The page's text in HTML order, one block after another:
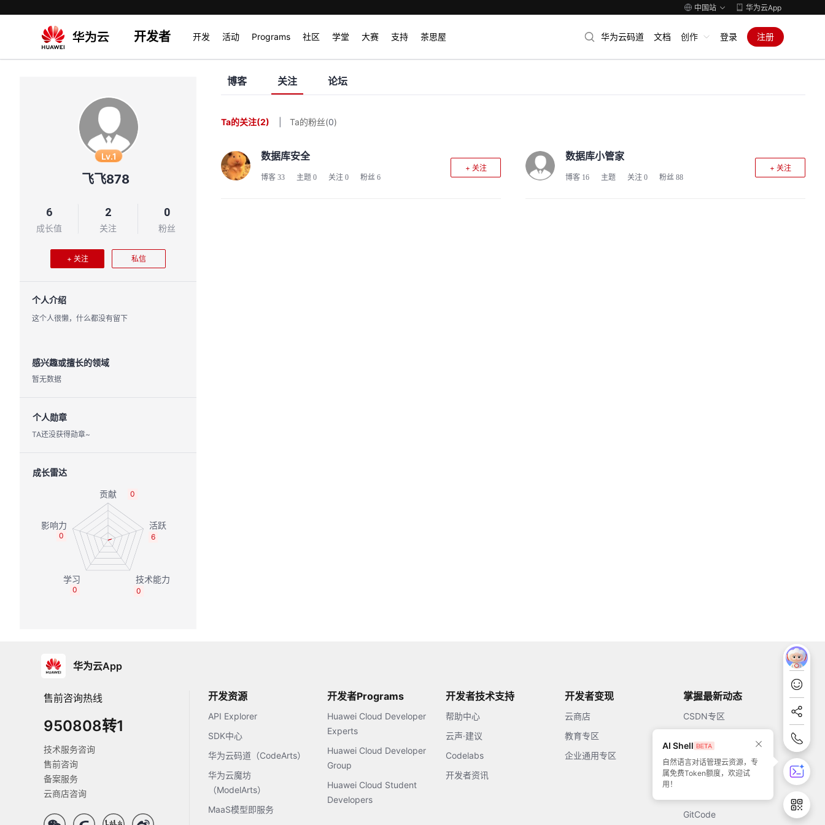
中国站 华为云App
开发者 开发 活动 Programs 社区 学堂 大赛 支持 茶思屋 华为云码道 文档 创作 登录 注册
Lv.1
飞飞878
6
成长值
2
关注
0
粉丝
+ 关注 私信
个人介绍
这个人很懒，什么都没有留下
感兴趣或擅长的领域
暂无数据
个人勋章
TA还没获得勋章~
成长雷达
0
6
0
0
0
博客 关注 论坛
Ta的关注(2) Ta的粉丝(0)
数据库安全
博客 33 主题 0 关注 0 粉丝 6
+ 关注
数据库小管家
博客 16 主题 关注 0 粉丝 88
+ 关注
华为云App
售前咨询热线
950808转1
技术服务咨询
售前咨询
备案服务
云商店咨询
开发资源
API Explorer
SDK中心
华为云码道（CodeArts）
华为云魔坊
（ModelArts）
MaaS模型即服务
开发者Programs
Huawei Cloud Developer
Experts
Huawei Cloud Developer
Group
Huawei Cloud Student
Developers
开发者技术支持
帮助中心
云声·建议
Codelabs
开发者资讯
开发者变现
云商店
教育专区
企业通用专区
掌握最新动态
CSDN专区
51CTO
GitCode
AI Shell
自然语言对话管理云资源，专
属免费Token额度，欢迎试
用！